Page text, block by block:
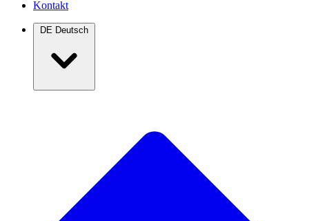
Kontakt
DE Deutsch